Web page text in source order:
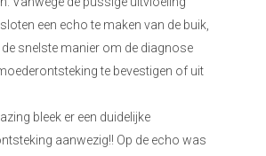
een echo te maken van de buik,
snelste manier om de diagnose
te bevestigen of uit
bleek er een duidelijke
aanwezig!! Op de echo was